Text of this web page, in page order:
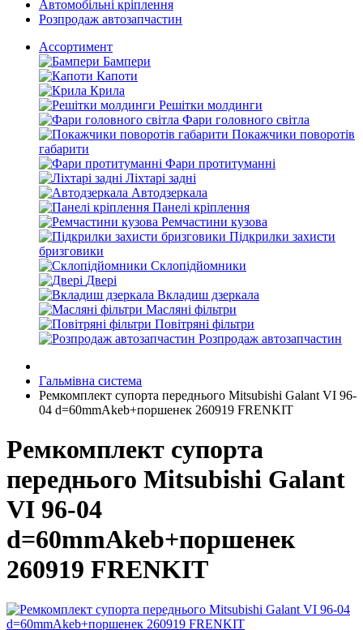
Автомобільні кріплення
Розпродаж автозапчастин
Ассортимент
Бампери
Капоти
Крила
Решітки молдинги
Фари головного світла
Покажчики поворотів
габарити
Фари протитуманні
Ліхтарі задні
Автодзеркала
Панелі кріплення
Ремчастини кузова
Підкрилки захисти
бризговики
Склопідйомники
Двері
Вкладиш дзеркала
Масляні фільтри
Повітряні фільтри
Розпродаж автозапчастин
Гальмівна система
Ремкомплект супорта переднього Mitsubishi Galant VI 96-
04 d=60mmAkeb+поршенек 260919 FRENKIT
Ремкомплект супорта
переднього Mitsubishi Galant
VI 96-04
d=60mmAkeb+поршенек
260919 FRENKIT